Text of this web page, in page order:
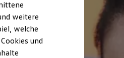
weitere
welche
und